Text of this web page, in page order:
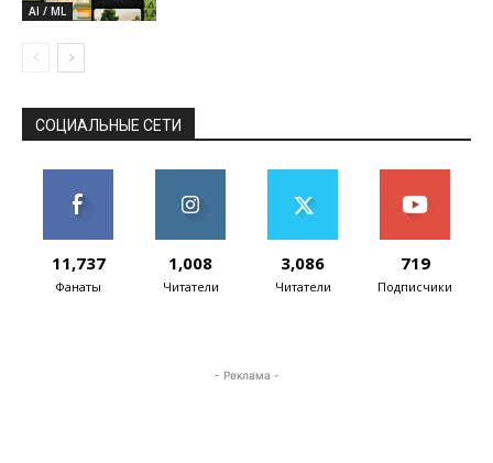
AI / ML
СОЦИАЛЬНЫЕ СЕТИ
11,737
Фанаты
1,008
Читатели
3,086
Читатели
719
Подписчики
- Реклама -